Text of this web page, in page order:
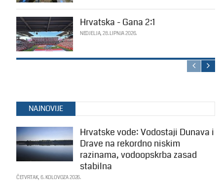
Hrvatska - Gana 2:1
NEDJELJA, 28. LIPNJA 2026.
NAJNOVIJE
Hrvatske vode: Vodostaji Dunava i
Drave na rekordno niskim
razinama, vodoopskrba zasad
stabilna
ČETVRTAK, 6. KOLOVOZA 2026.